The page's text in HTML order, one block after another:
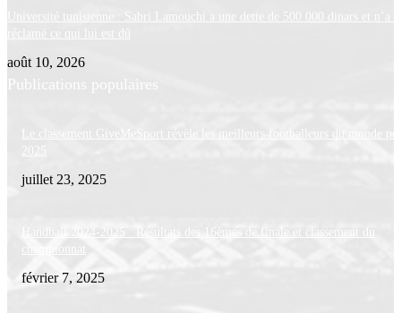
Université tunisienne : Sabri Lamouchi a une dette de 500 000 dinars et n’a
réclamé ce qui lui est dû
août 10, 2026
Publications populaires
Le classement GiveMeSport révèle les meilleurs footballeurs du monde
juillet 23, 2025
Handball 2024-2025 : Résultats des 16èmes de finale et classement du
championnat
février 7, 2025